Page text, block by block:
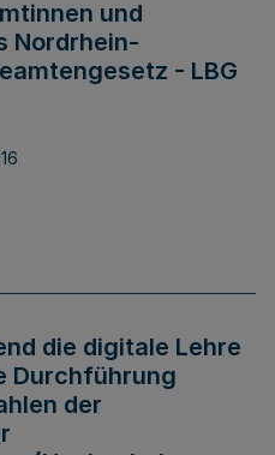
und
Nordrhein-
- LBG
die digitale Lehre
Durchführung
der